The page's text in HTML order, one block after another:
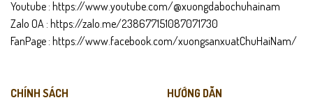
Youtube : https://www.youtube.com/@xuongdabochuhainam
Zalo OA : https://zalo.me/238677151087071730
FanPage : https://www.facebook.com/xuongsanxuatChuHaiNam/
CHÍNH SÁCH
HƯỚNG DẪN